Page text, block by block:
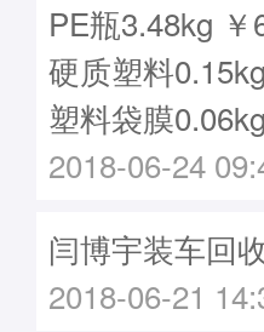
PE瓶3.48kg ￥
硬质塑料
塑料袋膜
2018-06-24
闫博宇装车回
2018-06-21